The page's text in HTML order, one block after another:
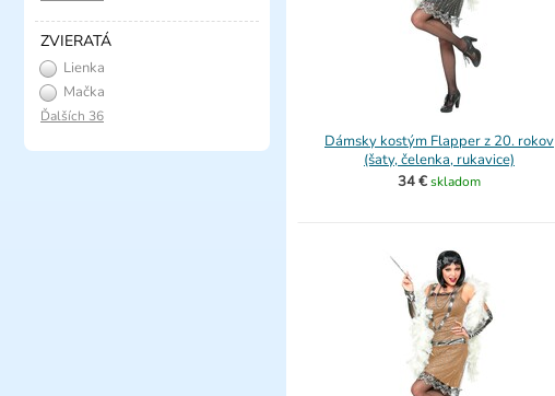
Dámsky kostým Flapper z 20. rokov
(šaty, čelenka, rukavice)
34 €skladom
ZVIERATÁ
Lienka
Mačka
Ďalších 36